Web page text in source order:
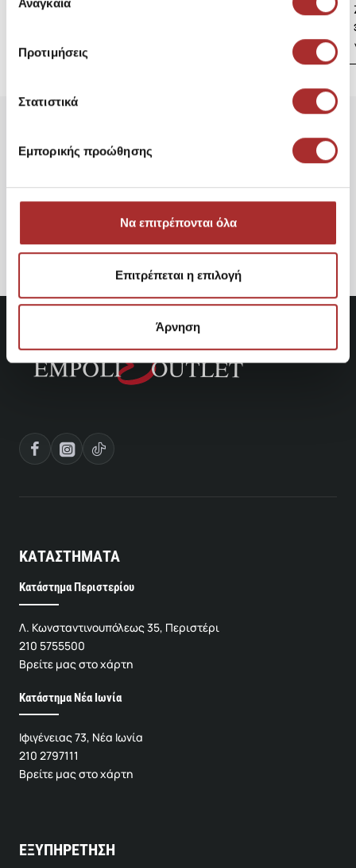
συγκατάθεσης
Προτιμήσεις
Στατιστικά
Εμπορικής προώθησης
Να επιτρέπονται όλα
Επιτρέπεται η επιλογή
Άρνηση
Emerson 222.EM10.03
Ανδρικό μπουφάν με
κουκούλα
43,29€
ΚΑΤΑΣΤΗΜΑΤΑ
Κατάστημα Περιστερίου
Λ. Κωνσταντινουπόλεως 35, Περιστέρι
210 5755500
Βρείτε μας στο χάρτη
Κατάστημα Νέα Ιωνία
Ιφιγένειας 73, Νέα Ιωνία
210 2797111
Βρείτε μας στο χάρτη
ΕΞΥΠΗΡΕΤΗΣΗ